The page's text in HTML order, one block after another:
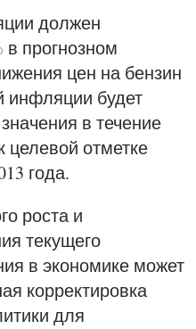
должен
в прогнозном
цен на бензин
инфляции будет
в течение
целевой отметке
года.
роста и
текущего
в экономике может
корректировка
для